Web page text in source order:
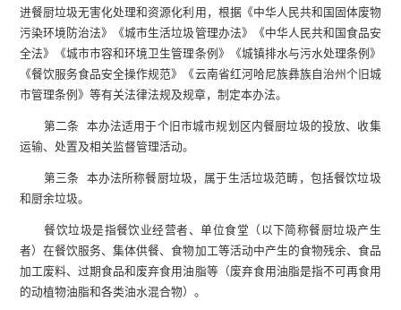
进餐厨垃圾无害化处理和资源化利用，根据《中华人民共和国固体废物
污染环境防治法》《城市生活垃圾管理办法》《中华人民共和国食品安
全法》《城市市容和环境卫生管理条例》《城镇排水与污水处理条例》
《餐饮服务食品安全操作规范》《云南省红河哈尼族彝族自治州个旧城
市管理条例》等有关法律法规及规章，制定本办法。
第二条 本办法适用于个旧市城市规划区内餐厨垃圾的投放、收集
运输、处置及相关监督管理活动。
第三条 本办法所称餐厨垃圾，属于生活垃圾范畴，包括餐饮垃圾
和厨余垃圾。
餐饮垃圾是指餐饮业经营者、单位食堂（以下简称餐厨垃圾产生
者）在餐饮服务、集体供餐、食物加工等活动中产生的食物残余、食品
加工废料、过期食品和废弃食用油脂等（废弃食用油脂是指不可再食用
的动植物油脂和各类油水混合物）。